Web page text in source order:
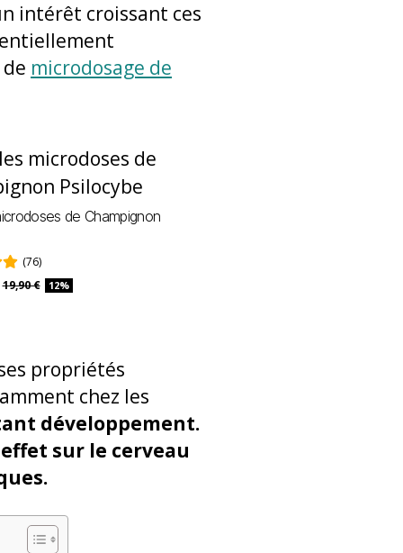
intérêt croissant ces
microdosage de
de Champignon
(76)
19,90 €
12%
propriétés
chez les
développement.
sur le cerveau